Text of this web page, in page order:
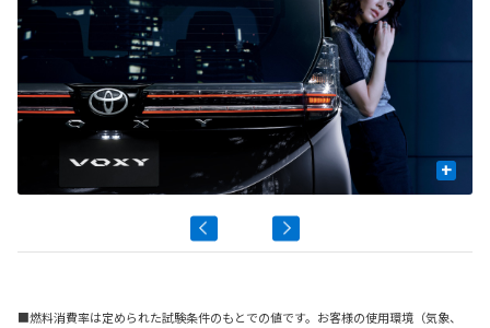
+
■燃料消費率は定められた試験条件のもとでの値です。お客様の使用環境（気象、